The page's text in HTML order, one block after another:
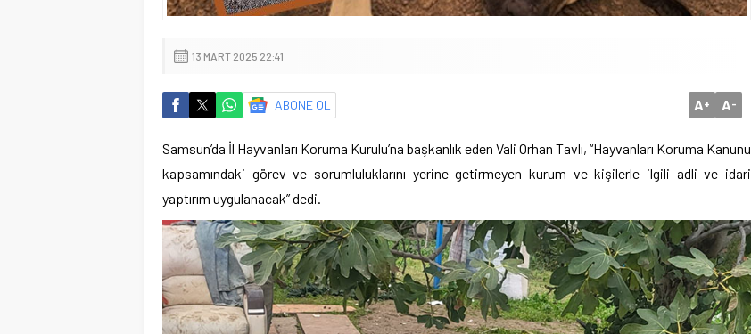
13 MART 2025 22:41
ABONE OL A+ A-
Samsun’da İl Hayvanları Koruma Kurulu’na başkanlık eden Vali Orhan Tavlı, “Hayvanları Koruma Kanunu
kapsamındaki görev ve sorumluluklarını yerine getirmeyen kurum ve kişilerle ilgili adli ve idari
yaptırım uygulanacak” dedi.